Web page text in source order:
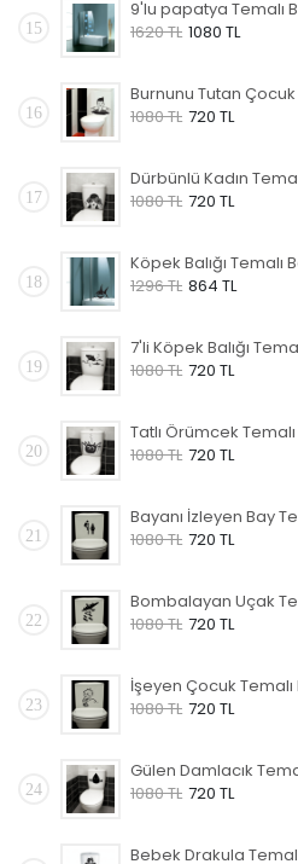
15
1620 TL 1080 TL
16
1080 TL 720 TL
17
1080 TL 720 TL
18
1296 TL 864 TL
19
1080 TL 720 TL
20
1080 TL 720 TL
21
1080 TL 720 TL
22
1080 TL 720 TL
23
1080 TL 720 TL
24
1080 TL 720 TL